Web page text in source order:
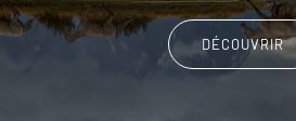
DÉCOUVRIR